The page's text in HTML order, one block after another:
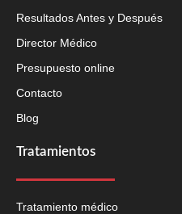
Resultados Antes y Después
Director Médico
Presupuesto online
Contacto
Blog
Tratamientos
Tratamiento médico